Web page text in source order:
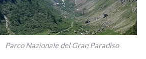
Parco Nazionale del Gran Paradiso